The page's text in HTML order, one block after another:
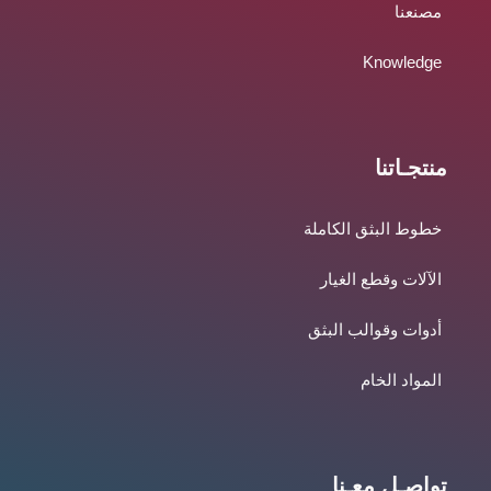
مصنعنا
Knowledge
منتجـاتنا
خطوط البثق الكاملة
الآلات وقطع الغيار
أدوات وقوالب البثق
المواد الخام
تواصـل معـنا